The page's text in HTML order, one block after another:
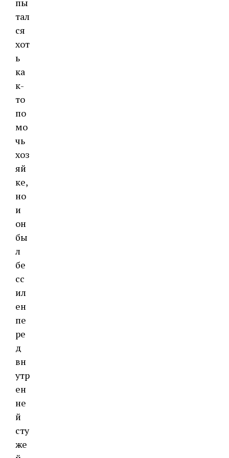
пы
тал
ся
хот
ь
ка
к-
то
по
мо
чь
хоз
яй
ке,
но
и
он
бы
л
бе
сс
ил
ен
пе
ре
д
вн
утр
ен
не
й
сту
же